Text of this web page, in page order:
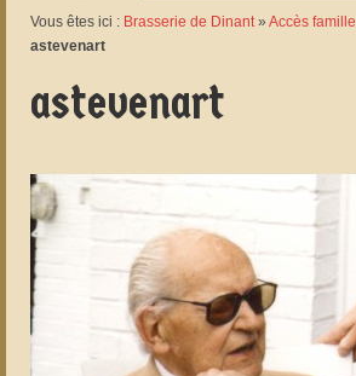
Vous êtes ici : Brasserie de Dinant» Accès famille
astevenart
astevenart